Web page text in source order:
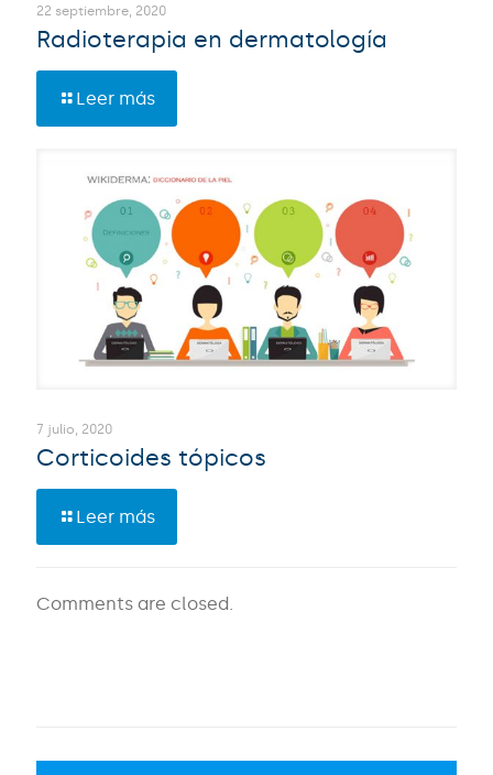
22 septiembre, 2020
Radioterapia en dermatología
Leer más
7 julio, 2020
Corticoides tópicos
Leer más
Comments are closed.